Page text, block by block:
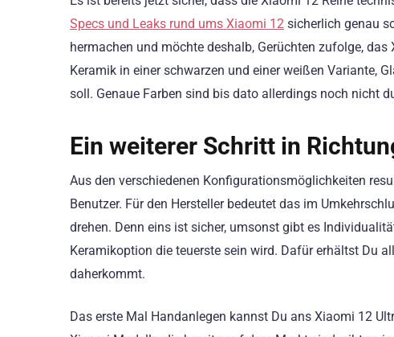
Specs und Leaks rund ums Xiaomi 12 sicherlich genau
hermachen und möchte deshalb, Gerüchten zufolge,
Keramik in einer schwarzen und einer weißen Variante,
soll. Genaue Farben sind bis dato allerdings noch nicht
Ein weiterer Schritt in
Aus den verschiedenen Konfigurationsmöglichkeiten
Benutzer. Für den Hersteller bedeutet das im
drehen. Denn eins ist sicher, umsonst gibt es
Keramikoption die teuerste sein wird. Dafür erhältst Du
daherkommt.
Das erste Mal Handanlegen kannst Du ans Xiaomi 12